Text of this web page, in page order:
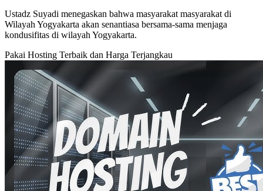
Ustadz Suyadi menegaskan bahwa masyarakat masyarakat di
Wilayah Yogyakarta akan senantiasa bersama-sama menjaga
kondusifitas di wilayah Yogyakarta.
Pakai Hosting Terbaik dan Harga Terjangkau